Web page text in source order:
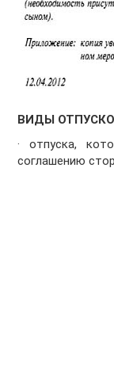
ВИДЫ
· отпуска,
соглашению